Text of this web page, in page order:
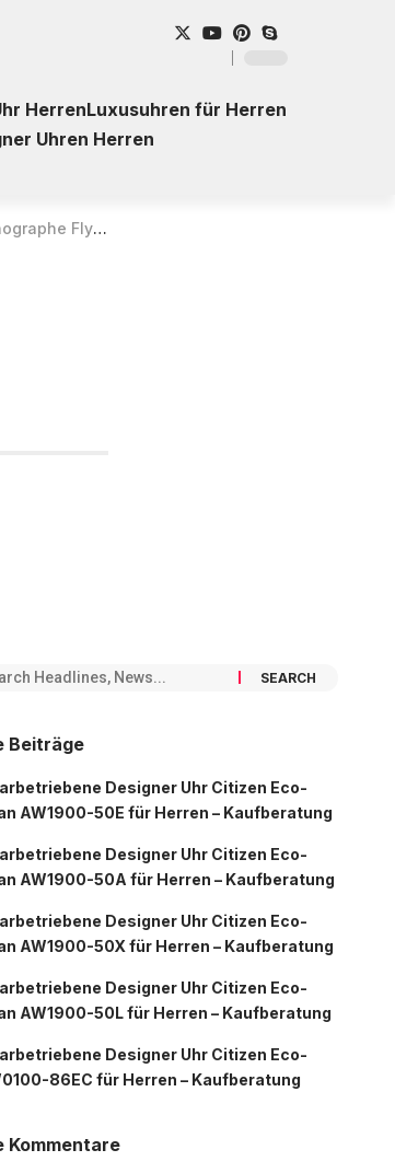
HerrenLuxusuhren für Herren
Uhren Herren
Flyback
Beiträge
Designer Uhr Citizen Eco-
AW1900-50E für Herren – Kaufberatung
Designer Uhr Citizen Eco-
AW1900-50A für Herren – Kaufberatung
Designer Uhr Citizen Eco-
AW1900-50X für Herren – Kaufberatung
Designer Uhr Citizen Eco-
AW1900-50L für Herren – Kaufberatung
Designer Uhr Citizen Eco-
86EC für Herren – Kaufberatung
Kommentare